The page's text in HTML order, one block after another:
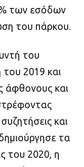
των εσόδων
του πάρκου.
του
2019 και
άφθονους και
και
τα
του 2020, η